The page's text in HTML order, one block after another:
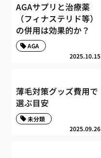
AGAサプリと治療薬
（フィナステリド等）
の併用は効果的か？
2025.10.15
AGA
薄毛対策グッズ費用で
選ぶ目安
2025.09.26
未分類